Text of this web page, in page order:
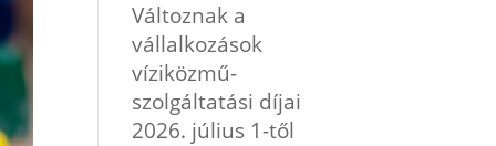
Változnak a
vállalkozások
víziközmű-
szolgáltatási díjai
2026. július 1-től